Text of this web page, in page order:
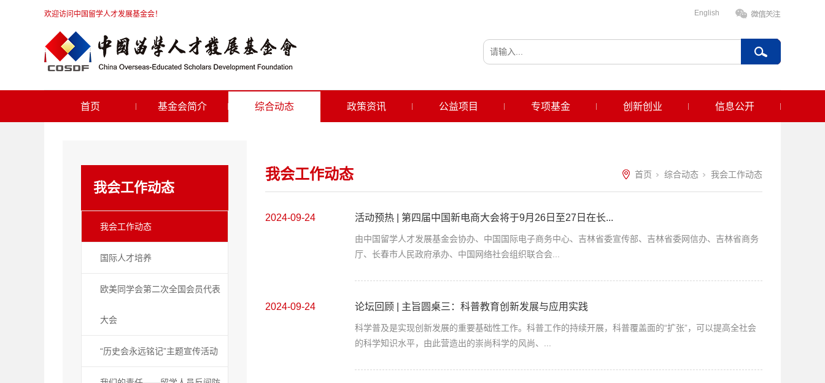
欢迎访问中国留学人才发展基金会！ English
首页 基金会简介 综合动态 政策资讯 公益项目 专项基金 创新创业 信息公开
我会工作动态
我会工作动态
国际人才培养
欧美同学会第二次全国会员代表
大会
“历史会永远铭记”主题宣传活动
我会工作动态 首页 综合动态 我会工作动态
2024-09-24 活动预热 | 第四届中国新电商大会将于9月26日至27日在长...
由中国留学人才发展基金会协办、中国国际电子商务中心、吉林省委宣传部、吉林省委网信办、吉林省商务
厅、长春市人民政府承办、中国网络社会组织联合会...
2024-09-24 论坛回顾 | 主旨圆桌三：科普教育创新发展与应用实践
科学普及是实现创新发展的重要基础性工作。科普工作的持续开展，科普覆盖面的“扩张”，可以提高全社会
的科学知识水平，由此营造出的崇尚科学的风尚、...